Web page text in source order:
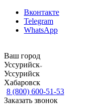
Вконтакте
Telegram
WhatsApp
Ваш город
Уссурийск
Уссурийск
Хабаровск
8 (800) 600-51-53
Заказать звонок